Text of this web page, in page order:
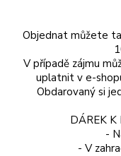
Objednat můžete
V případě zájmu
uplatnit v e-
Obdarovaný si
DÁREK K
-
- V